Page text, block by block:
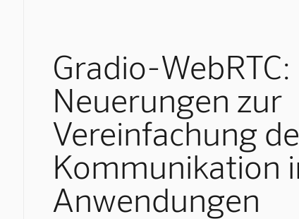
Gradio-WebRTC:
Neuerungen zur
Vereinfachung
Kommunikation
Anwendungen